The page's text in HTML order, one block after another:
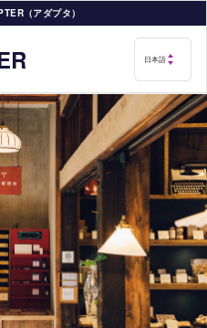
（アダプタ）